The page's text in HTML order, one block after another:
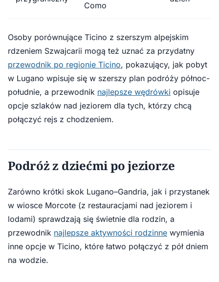
Como
Osoby porównujące Ticino z szerszym alpejskim
rdzeniem Szwajcarii mogą też uznać za przydatny
przewodnik po regionie Ticino, pokazujący, jak pobyt
w Lugano wpisuje się w szerszy plan podróży północ-
południe, a przewodnik najlepsze wędrówki opisuje
opcje szlaków nad jeziorem dla tych, którzy chcą
połączyć rejs z chodzeniem.
Podróż z dziećmi po jeziorze
Zarówno krótki skok Lugano–Gandria, jak i przystanek
w wiosce Morcote (z restauracjami nad jeziorem i
lodami) sprawdzają się świetnie dla rodzin, a
przewodnik najlepsze aktywności rodzinne wymienia
inne opcje w Ticino, które łatwo połączyć z pół dniem
na wodzie.